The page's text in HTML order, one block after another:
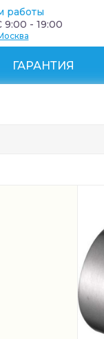
работы
- 19:00
ГАРАНТИЯ